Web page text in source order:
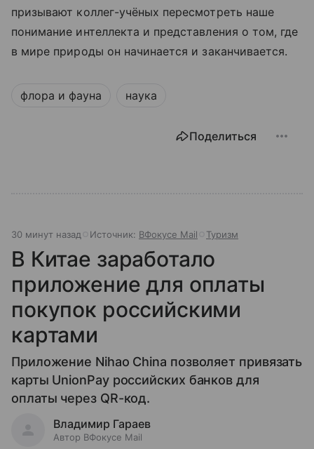
призывают коллег-учёных пересмотреть наше
понимание интеллекта и представления о том, где
в мире природы он начинается и заканчивается.
флора и фауна наука
Поделиться
30 минут назад Источник: ВФокусе Mail Туризм
В Китае заработало
приложение для оплаты
покупок российскими
картами
Приложение Nihao China позволяет привязать
карты UnionPay российских банков для
оплаты через QR-код.
Владимир Гараев
Автор ВФокусе Mail